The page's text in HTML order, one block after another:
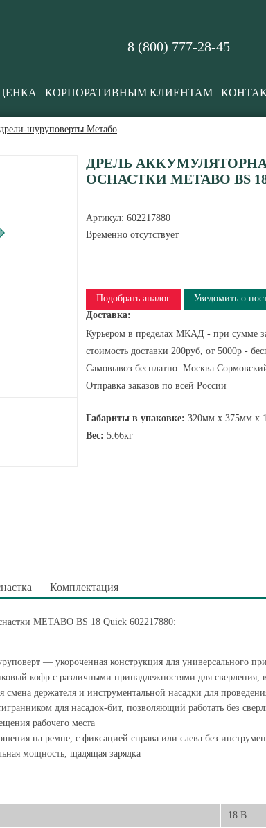
8 (800) 777-28-45
КОРПОРАТИВНЫМ КЛИЕНТАМ
шуруповерты Метабо
ДРЕЛЬ
ОСНАСТКИ METABO BS 18
Артикул: 602217880
Временно отсутствует
Подобрать аналог
Уведомить о
Доставка:
Курьером в пределах МКАД - при сумме
стоимость доставки 200руб, от 5000р -
Самовывоз бесплатно: Москва
Отправка заказов по всей России
Габариты в упаковке: 320мм x 375мм x
Вес: 5.66кг
Комплектация
METABO BS 18 Quick 602217880:
— укороченная конструкция для универсального
кофр с различными принадлежностями для сверления,
смена держателя и инструментальной насадки для
для насадок-бит, позволяющий работать без
рабочего места
на ремне, с фиксацией справа или слева без
мощность, щадящая зарядка
18 В